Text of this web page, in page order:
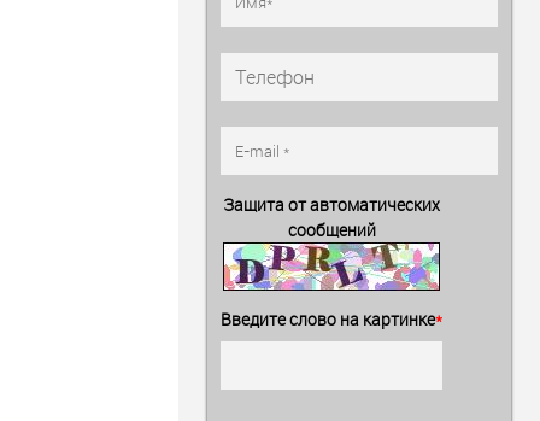
Защита от автоматических
сообщений
Введите слово на картинке*